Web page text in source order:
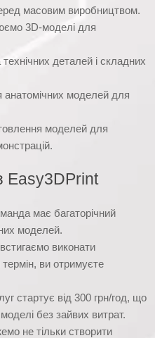
масовим виробництвом.
3D-моделі для
деталей і складних
анатомічних моделей для
моделей для
Easy3DPrint
має багаторічний
моделей.
виконати
ви отримуєте
стартує від 300 грн/год, що
без зайвих витрат.
не тільки створити